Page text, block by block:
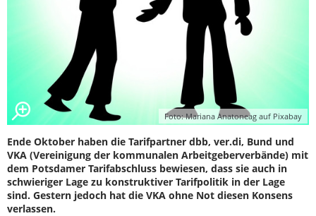
Foto: Mariana Anatoneag auf Pixabay
Ende Oktober haben die Tarifpartner dbb, ver.di, Bund und
VKA (Vereinigung der kommunalen Arbeitgeberverbände) mit
dem Potsdamer Tarifabschluss bewiesen, dass sie auch in
schwieriger Lage zu konstruktiver Tarifpolitik in der Lage
sind. Gestern jedoch hat die VKA ohne Not diesen Konsens
verlassen.